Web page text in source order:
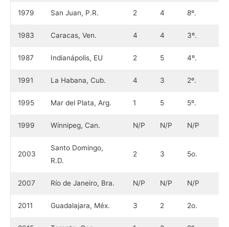
1979 San Juan, P.R. 2 4 8º.
1983 Caracas, Ven. 4 4 3º.
1987 Indianápolis, EU 2 5 4º.
1991 La Habana, Cub. 4 3 2º.
1995 Mar del Plata, Arg. 1 5 5º.
1999 Winnipeg, Can. N/P N/P N/P
2003
Santo Domingo,
R.D.
2 3 5o.
2007 Río de Janeiro, Bra. N/P N/P N/P
2011 Guadalajara, Méx. 3 2 2o.